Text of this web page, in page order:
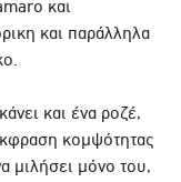
και
και παράλληλα
και ένα ροζέ,
κομψότητας
μιλήσει μόνο του,